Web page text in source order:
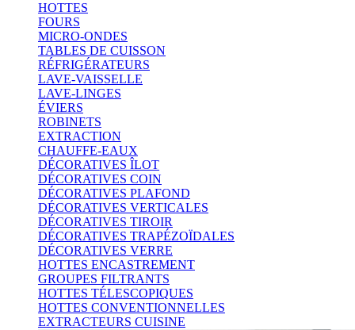
HOTTES
FOURS
MICRO-ONDES
TABLES DE CUISSON
RÉFRIGÉRATEURS
LAVE-VAISSELLE
LAVE-LINGES
ÉVIERS
ROBINETS
EXTRACTION
CHAUFFE-EAUX
DÉCORATIVES ÎLOT
DÉCORATIVES COIN
DÉCORATIVES PLAFOND
DÉCORATIVES VERTICALES
DÉCORATIVES TIROIR
DÉCORATIVES TRAPÉZOÏDALES
DÉCORATIVES VERRE
HOTTES ENCASTREMENT
GROUPES FILTRANTS
HOTTES TÉLESCOPIQUES
HOTTES CONVENTIONNELLES
EXTRACTEURS CUISINE